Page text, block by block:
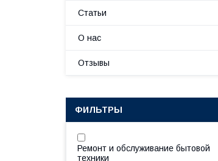
Статьи
О нас
Отзывы
ФИЛЬТРЫ
Ремонт и обслуживание бытовой
техники